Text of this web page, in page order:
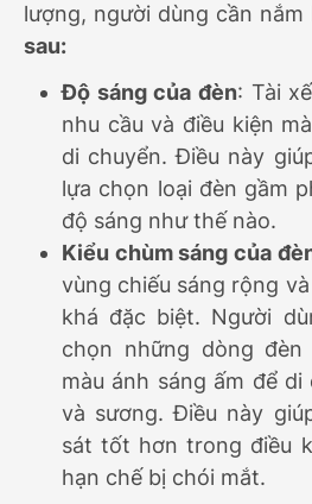
lượng, người dùng cần
sau:
Độ sáng của đèn: Tài
nhu cầu và điều kiện
di chuyển. Điều này
lựa chọn loại đèn gầm
độ sáng như thế nào.
Kiểu chùm sáng của
vùng chiếu sáng rộng
khá đặc biệt. Người
chọn những dòng
màu ánh sáng ấm để
và sương. Điều này
sát tốt hơn trong điều
hạn chế bị chói mắt.